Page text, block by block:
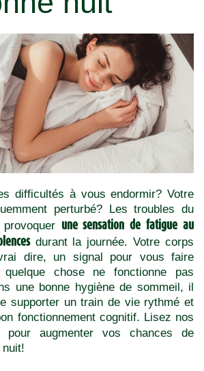
difficultés à vous endormir? Votre
perturbé? Les troubles du
une sensation de fatigue au
durant la journée. Votre corps
dire, un signal pour vous faire
quelque chose ne fonctionne pas
une bonne hygiène de sommeil, il
supporter un train de vie rythmé et
fonctionnement cognitif. Lisez nos
pour augmenter vos chances de
nuit!